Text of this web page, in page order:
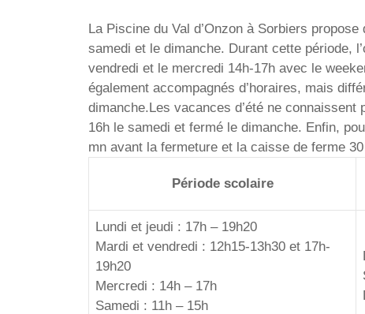
La Piscine du Val d’Onzon à Sorbiers
samedi et le dimanche. Durant cette période,
vendredi et le mercredi 14h-17h avec le
également accompagnés d’horaires, mais
dimanche.Les vacances d’été ne
16h le samedi et fermé le dimanche. Enfin,
mn avant la fermeture et la caisse de ferme
Période scolaire
Lundi et jeudi : 17h – 19h20
Mardi et vendredi : 12h15-13h30 et 17h-
19h20
Mercredi : 14h – 17h
Samedi : 11h – 15h